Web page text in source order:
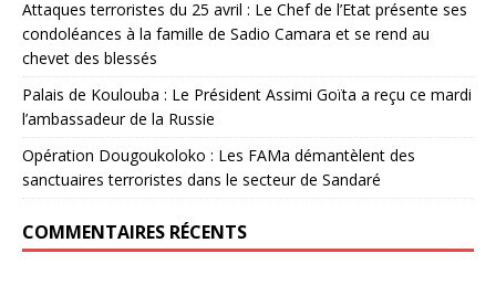
Attaques terroristes du 25 avril : Le Chef de l’Etat présente ses
condoléances à la famille de Sadio Camara et se rend au
chevet des blessés
Palais de Koulouba : Le Président Assimi Goïta a reçu ce mardi
l’ambassadeur de la Russie
Opération Dougoukoloko : Les FAMa démantèlent des
sanctuaires terroristes dans le secteur de Sandaré
COMMENTAIRES RÉCENTS